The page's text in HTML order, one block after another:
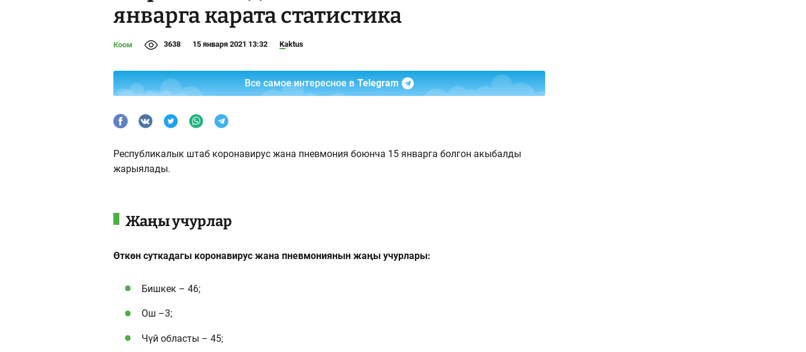
январга карата статистика
Коом 3638 15 января 2021 13:32 Kaktus
Все самое интересное в Telegram
Республикалык штаб коронавирус жана пневмония боюнча 15 январга болгон акыбалды
жарыялады.
Жаңы учурлар
Өткөн суткадагы коронавирус жана пневмониянын жаңы учурлары:
Бишкек – 46;
Ош –3;
Чүй областы – 45;